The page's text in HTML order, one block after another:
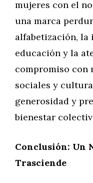
mujeres con el
una marca
alfabetización, la
educación y la
compromiso con
sociales y
generosidad y
bienestar
Conclusión: Un
Trasciende